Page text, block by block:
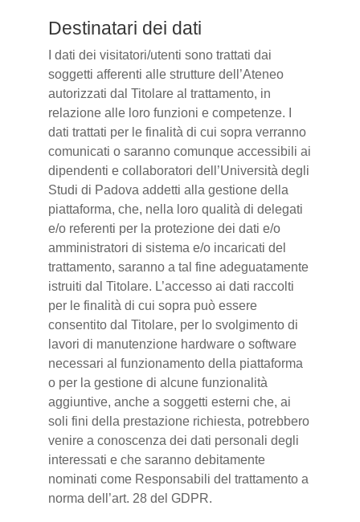
Destinatari dei dati
I dati dei visitatori/utenti sono trattati dai
soggetti afferenti alle strutture dell’Ateneo
autorizzati dal Titolare al trattamento, in
relazione alle loro funzioni e competenze. I
dati trattati per le finalità di cui sopra verranno
comunicati o saranno comunque accessibili ai
dipendenti e collaboratori dell’Università degli
Studi di Padova addetti alla gestione della
piattaforma, che, nella loro qualità di delegati
e/o referenti per la protezione dei dati e/o
amministratori di sistema e/o incaricati del
trattamento, saranno a tal fine adeguatamente
istruiti dal Titolare. L’accesso ai dati raccolti
per le finalità di cui sopra può essere
consentito dal Titolare, per lo svolgimento di
lavori di manutenzione hardware o software
necessari al funzionamento della piattaforma
o per la gestione di alcune funzionalità
aggiuntive, anche a soggetti esterni che, ai
soli fini della prestazione richiesta, potrebbero
venire a conoscenza dei dati personali degli
interessati e che saranno debitamente
nominati come Responsabili del trattamento a
norma dell’art. 28 del GDPR.